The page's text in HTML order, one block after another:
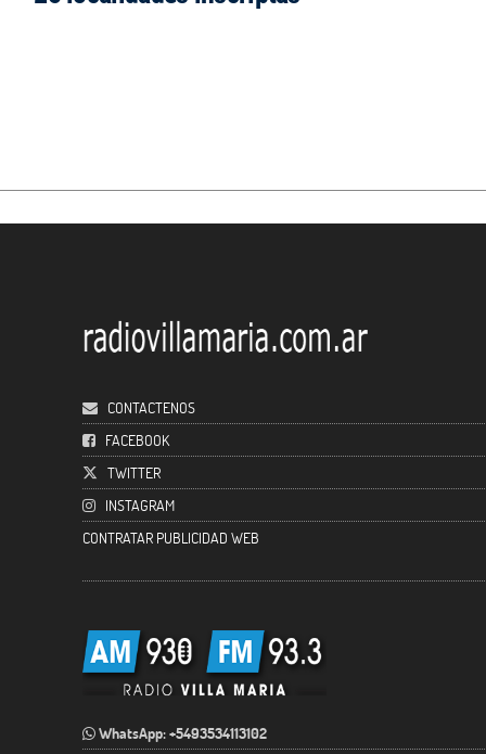
CONTACTENOS
FACEBOOK
TWITTER
INSTAGRAM
CONTRATAR PUBLICIDAD WEB
WhatsApp: +5493534113102